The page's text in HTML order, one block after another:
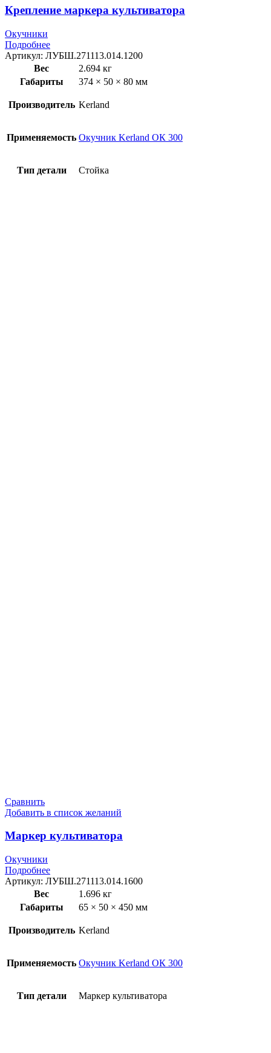
Крепление маркера культиватора
Окучники
Подробнее
Артикул: ЛУБШ.271113.014.1200
Вес
2.694 кг
Габариты
374 × 50 × 80 мм
Производитель Kerland
Применяемость Окучник Kerland ОК 300
Тип детали Стойка
Сравнить
Добавить в список желаний
Маркер культиватора
Окучники
Подробнее
Артикул: ЛУБШ.271113.014.1600
Вес
1.696 кг
Габариты
65 × 50 × 450 мм
Производитель Kerland
Применяемость Окучник Kerland ОК 300
Тип детали Маркер культиватора